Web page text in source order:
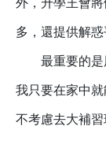
外，升學王會
多，還提供解惑
最重要的是用
我只要在家中就
不考慮去大補